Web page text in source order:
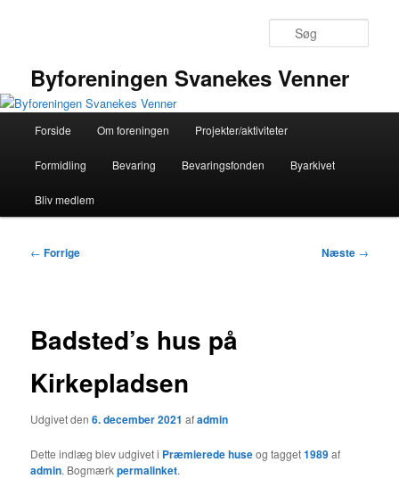
Byforeningen Svanekes Venner
Forside Om foreningen Projekter/aktiviteter
Formidling Bevaring Bevaringsfonden Byarkivet
Bliv medlem
Indlægsnavigation
← Forrige Næste →
Badsted’s hus på
Kirkepladsen
Udgivet den6. december 2021 afadmin
Dette indlæg blev udgivet i Præmierede huseog tagget1989af
admin. Bogmærkpermalinket.